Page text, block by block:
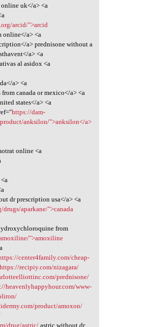
online uk</a> <a
arcid/">arcid
online</a> <a
a> prednisone without a
a> <a
al asidox <a
a> <a
canada or mexico</a> <a
states</a> <a
https://dam-
anksilon/">anksilon</a>
online <a
dr prescription usa</a> <a
aparkane/">canada
from
">amoxiline
center4family.com/cheap-
https://recipiy.com/nizagara/
prednisone/
heavenlyhappyhour.com/www-
product/amoxon/
drug/astric/astric without dr